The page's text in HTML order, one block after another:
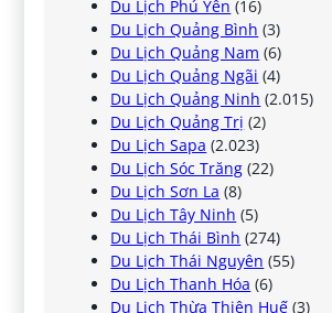
Du Lịch Phú Yên (16)
Du Lịch Quảng Bình (3)
Du Lịch Quảng Nam (6)
Du Lịch Quảng Ngãi (4)
Du Lịch Quảng Ninh (2.015)
Du Lịch Quảng Trị (2)
Du Lịch Sapa (2.023)
Du Lịch Sóc Trăng (22)
Du Lịch Sơn La (8)
Du Lịch Tây Ninh (5)
Du Lịch Thái Bình (274)
Du Lịch Thái Nguyên (55)
Du Lịch Thanh Hóa (6)
Du Lịch Thừa Thiên Huế (3)